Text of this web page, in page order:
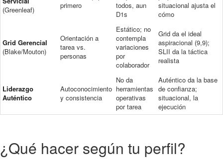
(Greenleaf)
primero
todos, aun
D1s
situacional ajusta el
cómo
Grid Gerencial
(Blake/Mouton)
Orientación a
tarea vs.
personas
Estático; no
contempla
variaciones
por
colaborador
Grid da el ideal
aspiracional (9,9);
SLII da la táctica
realista
Liderazgo
Auténtico
Autoconocimiento
y consistencia
No da
herramientas
operativas
por tarea
Auténtico da la base
de confianza;
situacional, la
ejecución
¿Qué hacer según tu perfil?